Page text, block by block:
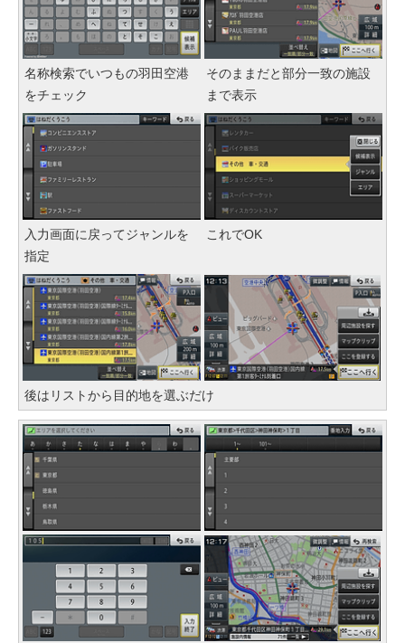
名称検索でいつもの羽田空港
をチェック
そのままだと部分一致の施設
まで表示
入力画面に戻ってジャンルを
指定
これでOK
後はリストから目的地を選ぶだけ